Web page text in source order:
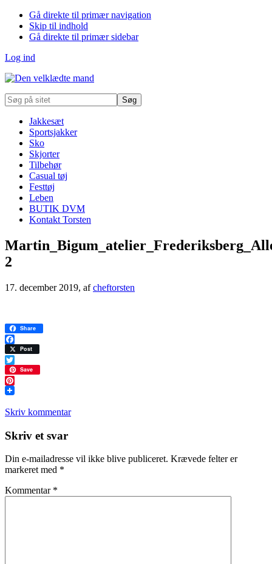
Gå direkte til primær navigation
Skip til indhold
Gå direkte til primær sidebar
Log ind
Søg
på
Jakkesæt
Sportsjakker
Sko
Skjorter
Tilbehør
Casual tøj
Festtøj
Leben
BUTIK DVM
Kontakt Torsten
2
17. december 2019, afcheftorsten
Share
Facebook
Post
Twitter
Save
Pinterest
Skriv kommentar
Læserinteraktioner
Skriv et svar
Din e-mailadresse vil ikke blive publiceret. Krævede felter er
markeret med *
Kommentar *